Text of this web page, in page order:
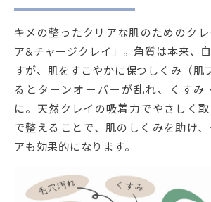
キメの整ったクリアな肌のためのク
ア&チャージクレイ」。角質は本来、
すが、肌をすこやかに保つしくみ（肌
るとターンオーバーが乱れ、くすみ
に。天然クレイの吸着力でやさしく
で整えることで、肌のしくみを助け
アも効果的になります。